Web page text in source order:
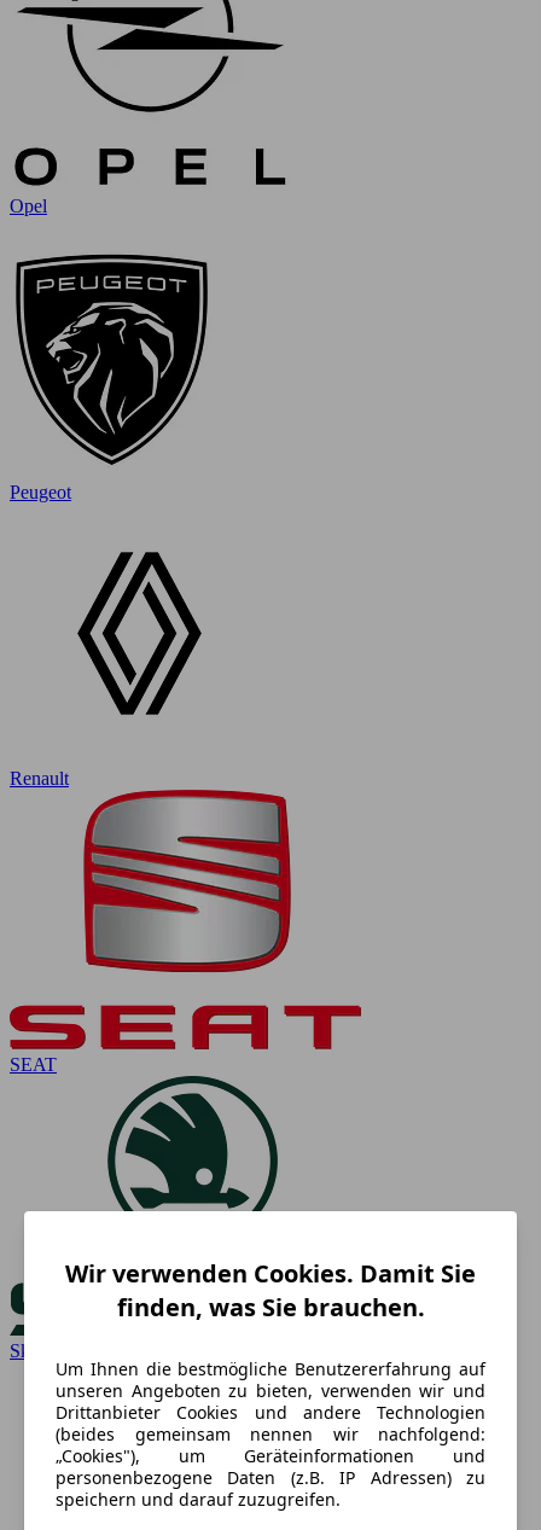
Opel
Peugeot
Renault
SEAT
Skoda
Wir verwenden Cookies. Damit Sie
finden, was Sie brauchen.
Um Ihnen die bestmögliche Benutzererfahrung auf
unseren Angeboten zu bieten, verwenden wir und
Drittanbieter Cookies und andere Technologien
(beides gemeinsam nennen wir nachfolgend:
„Cookies"), um Geräteinformationen und
personenbezogene Daten (z.B. IP Adressen) zu
speichern und darauf zuzugreifen.